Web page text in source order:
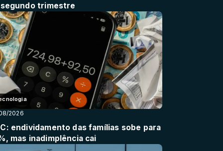
trimestre
2026
endividamento das famílias sobe para
mas inadimplência cai